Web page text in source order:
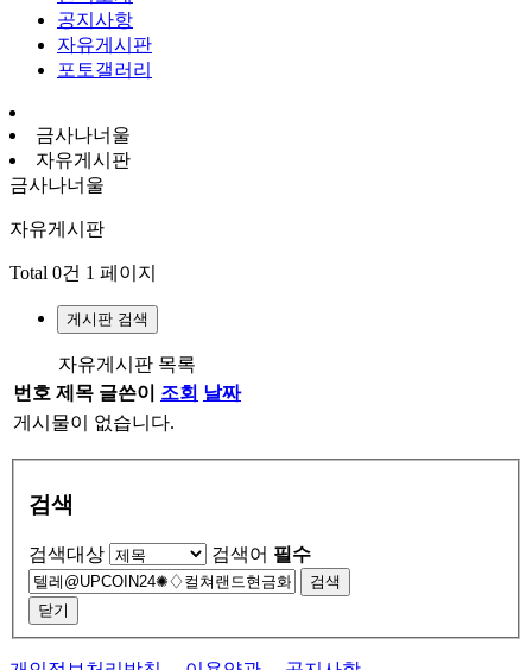
공지사항
자유게시판
포토갤러리
금사나너울
자유게시판
금사나너울
자유게시판
Total 0건 1 페이지
게시판 검색
자유게시판 목록
번호 제목 글쓴이 조회 날짜
게시물이 없습니다.
검색
검색대상 검색어 필수
검색
닫기